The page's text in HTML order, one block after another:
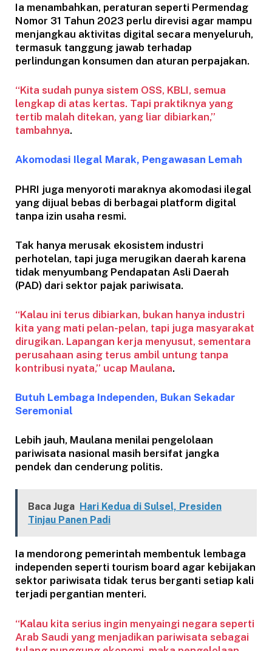
Ia menambahkan, peraturan seperti Permendag
Nomor 31 Tahun 2023 perlu direvisi agar mampu
menjangkau aktivitas digital secara menyeluruh,
termasuk tanggung jawab terhadap
perlindungan konsumen dan aturan perpajakan.
“Kita sudah punya sistem OSS, KBLI, semua
lengkap di atas kertas. Tapi praktiknya yang
tertib malah ditekan, yang liar dibiarkan,”
tambahnya.
Akomodasi Ilegal Marak, Pengawasan Lemah
PHRI juga menyoroti maraknya akomodasi ilegal
yang dijual bebas di berbagai platform digital
tanpa izin usaha resmi.
Tak hanya merusak ekosistem industri
perhotelan, tapi juga merugikan daerah karena
tidak menyumbang Pendapatan Asli Daerah
(PAD) dari sektor pajak pariwisata.
“Kalau ini terus dibiarkan, bukan hanya industri
kita yang mati pelan-pelan, tapi juga masyarakat
dirugikan. Lapangan kerja menyusut, sementara
perusahaan asing terus ambil untung tanpa
kontribusi nyata,” ucap Maulana.
Butuh Lembaga Independen, Bukan Sekadar
Seremonial
Lebih jauh, Maulana menilai pengelolaan
pariwisata nasional masih bersifat jangka
pendek dan cenderung politis.
Baca Juga Hari Kedua di Sulsel, Presiden
Tinjau Panen Padi
Ia mendorong pemerintah membentuk lembaga
independen seperti tourism board agar kebijakan
sektor pariwisata tidak terus berganti setiap kali
terjadi pergantian menteri.
“Kalau kita serius ingin menyaingi negara seperti
Arab Saudi yang menjadikan pariwisata sebagai